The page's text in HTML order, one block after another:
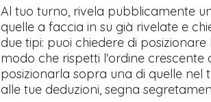
Al tuo turno, rivela pubblicamente
quelle a faccia in su già rivelate e
due tipi: puoi chiedere di
modo che rispetti l'ordine crescente
posizionarla sopra una di quelle
alle tue deduzioni, segna